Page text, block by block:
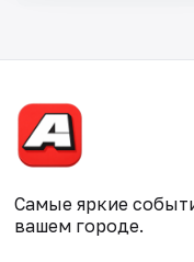
Самые яркие
вашем городе.